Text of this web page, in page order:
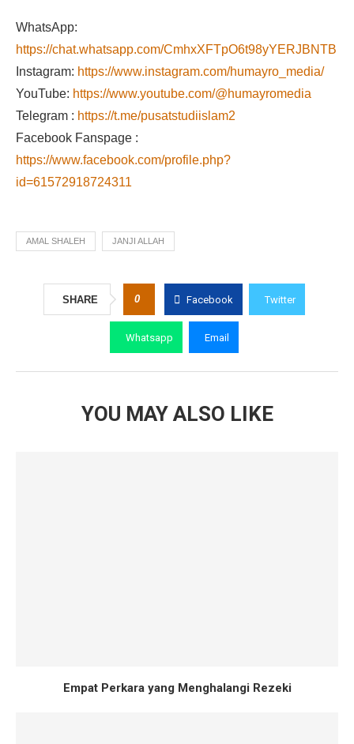
WhatsApp:
https://chat.whatsapp.com/CmhxXFTpO6t98yYERJBNTB
Instagram: https://www.instagram.com/humayro_media/
YouTube: https://www.youtube.com/@humayromedia
Telegram : https://t.me/pusatstudiislam2
Facebook Fanspage :
https://www.facebook.com/profile.php?
id=61572918724311
AMAL SHALEH JANJI ALLAH
SHARE 0 Facebook Twitter
Whatsapp Email
YOU MAY ALSO LIKE
Empat Perkara yang Menghalangi Rezeki